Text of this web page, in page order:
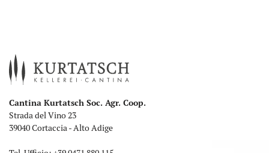
Cantina Kurtatsch Soc. Agr. Coop.
Strada del Vino 23
39040 Cortaccia - Alto Adige